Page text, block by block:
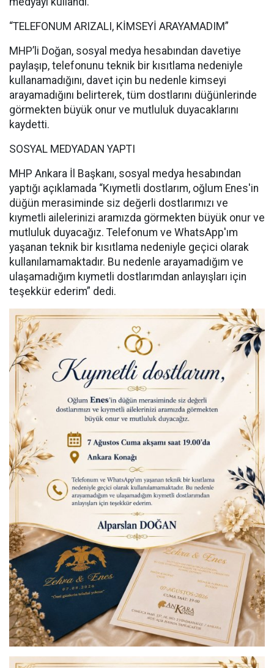
“TELEFONUM ARIZALI, KİMSEYİ ARAYAMADIM”
MHP’li Doğan, sosyal medya hesabından davetiye
paylaşıp, telefonunu teknik bir kısıtlama nedeniyle
kullanamadığını, davet için bu nedenle kimseyi
arayamadığını belirterek, tüm dostlarını düğünlerinde
görmekten büyük onur ve mutluluk duyacaklarını
kaydetti.
SOSYAL MEDYADAN YAPTI
MHP Ankara İl Başkanı, sosyal medya hesabından
yaptığı açıklamada “Kıymetli dostlarım, oğlum Enes'in
düğün merasiminde siz değerli dostlarımızı ve
kıymetli ailelerinizi aramızda görmekten büyük onur ve
mutluluk duyacağız. Telefonum ve WhatsApp'ım
yaşanan teknik bir kısıtlama nedeniyle geçici olarak
kullanılamamaktadır. Bu nedenle arayamadığım ve
ulaşamadığım kıymetli dostlarımdan anlayışları için
teşekkür ederim” dedi.